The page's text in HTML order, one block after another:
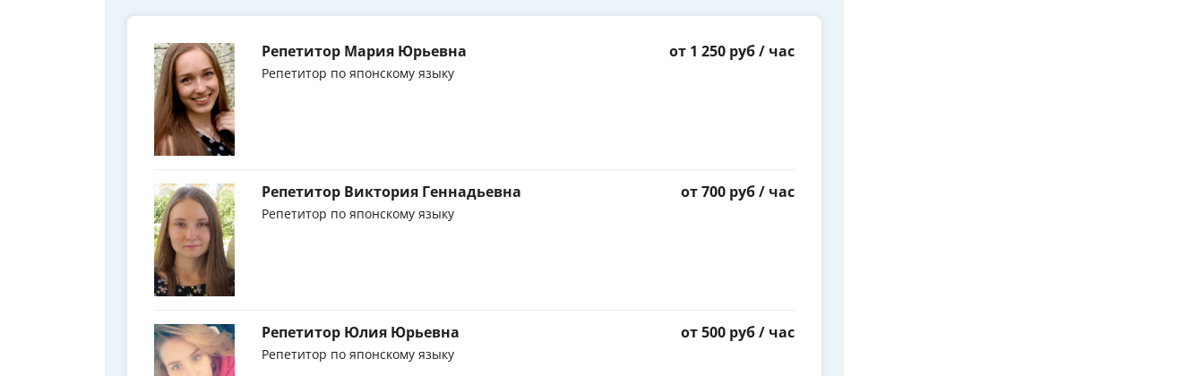
Репетитор Мария Юрьевна
Репетитор по японскому языку
от 1 250 руб / час
Репетитор Виктория Геннадьевна
Репетитор по японскому языку
от 700 руб / час
Репетитор Юлия Юрьевна
Репетитор по японскому языку
от 500 руб / час